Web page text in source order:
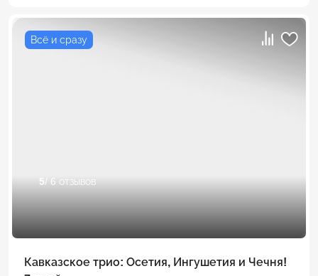
Всё и сразу
5/ 6 отзывов
Кавказское трио: Осетия, Ингушетия и Чечня!